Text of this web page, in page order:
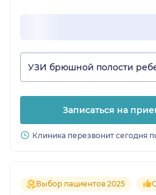
УЗИ брюшной полости
Записаться на
Клиника перезвонит сегодня
Выбор пациентов 2025